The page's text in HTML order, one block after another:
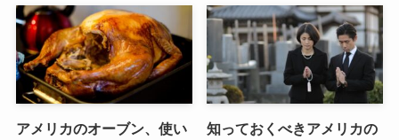
アメリカのオーブン、使い
知っておくべきアメリカの